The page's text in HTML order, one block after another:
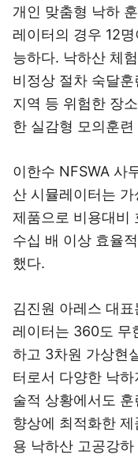
개인 맞춤형 낙하
레이터의 경우 12
능하다. 낙하산 체
비정상 절차 숙달
지역 등 위험한 장
한 실감형 모의훈련
이한수 NFSWA 사
산 시뮬레이터는
제품으로 비용대비
수십 배 이상 효율
했다.
김진원 아레스 대
레이터는 360도 무
하고 3차원 가상현
터로서 다양한 낙
술적 상황에서도
향상에 최적화한 제
용 낙하산 고공강하